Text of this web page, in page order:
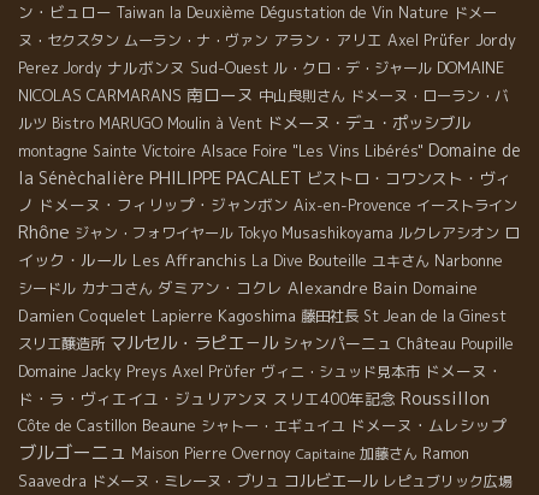
ン・ビュロー Taiwan la Deuxième Dégustation de Vin Nature ドメー
ヌ・セクスタン ムーラン・ナ・ヴァン アラン・アリエ Axel Prüfer Jordy
Perez Jordy ナルボンヌ Sud-Ouest ル・クロ・デ・ジャール DOMAINE
NICOLAS CARMARANS 南ローヌ 中山良則さん ドメーヌ・ローラン・バ
ルツ Bistro MARUGO Moulin à Vent ドメーヌ・デュ・ポッシブル
montagne Sainte Victoire Alsace Foire "Les Vins Libérés" Domaine de
la Sénèchalière PHILIPPE PACALET ビストロ・コワンスト・ヴィ
ノ ドメーヌ・フィリップ・ジャンボン Aix-en-Provence イーストライン
Rhône ジャン・フォワイヤール Tokyo Musashikoyama ルクレアシオン ロ
イック・ルール Les Affranchis La Dive Bouteille ユキさん Narbonne
シードル カナコさん ダミアン・コクレ Alexandre Bain Domaine
Damien Coquelet Lapierre Kagoshima 藤田社長 St Jean de la Ginest
スリエ醸造所 マルセル・ラピエ－ル シャンパーニュ Château Poupille
Domaine Jacky Preys Axel Prϋfer ヴィニ・シュッド見本市 ドメーヌ・
ド・ラ・ヴィエイユ・ジュリアンヌ スリエ400年記念 Roussillon
Côte de Castillon Beaune シャトー・エギュイユ ドメーヌ・ムレシップ
ブルゴーニュ Maison Pierre Overnoy Capitaine 加藤さん Ramon
Saavedra ドメーヌ・ミレーヌ・ブリュ コルビエール レピュブリック広場